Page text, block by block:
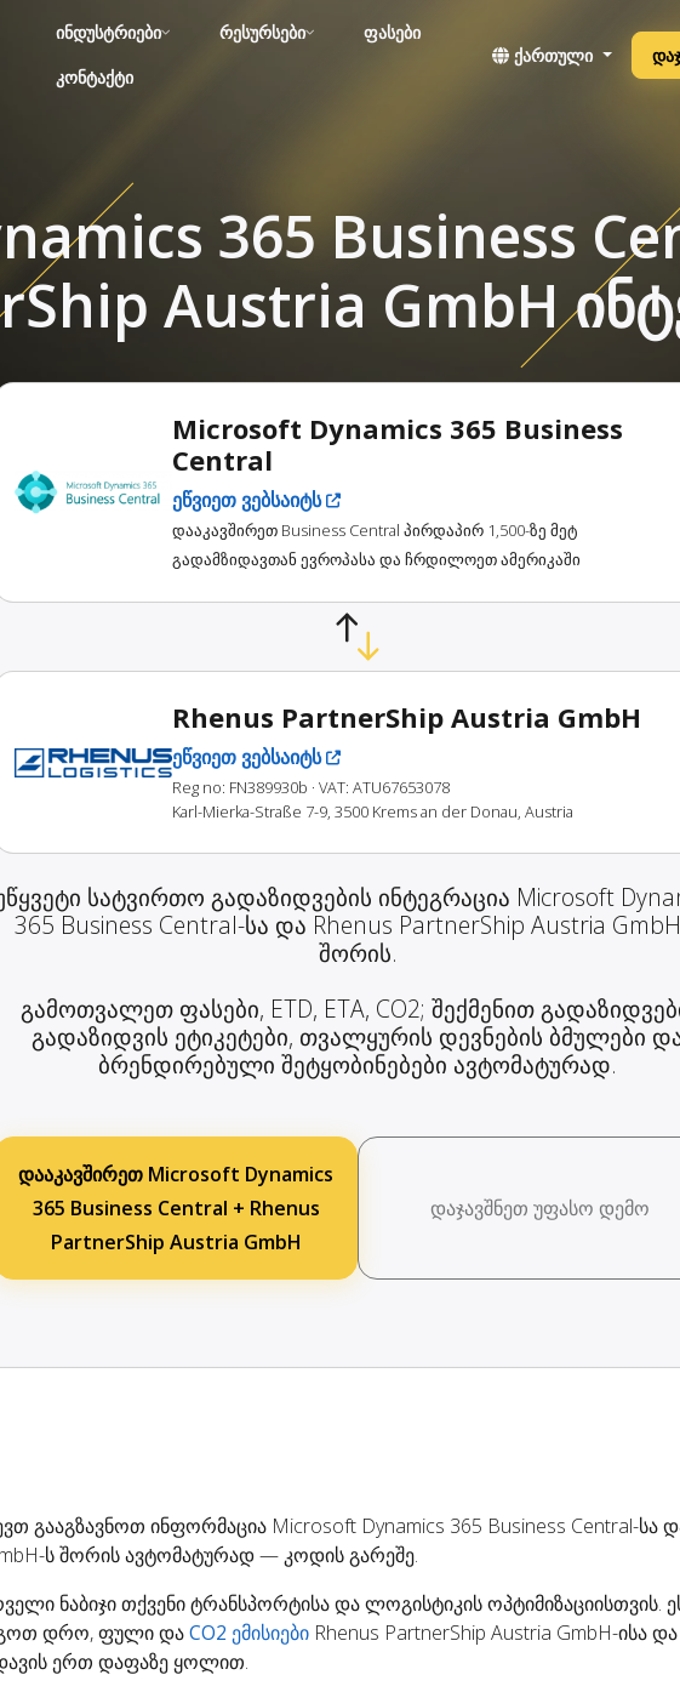
ინდუსტრიები რესურსები
ფასები
კონტაქტი
ქართული
365 Business
Austria GmbH
Microsoft Dynamics 365 Business
Central
ეწვიეთ ვებსაიტს
დააკავშირეთ Business Central პირდაპირ 1,500-ზე მეტ
გადამზიდავთან ევროპასა და ჩრდილოეთ ამერიკაში
Rhenus PartnerShip Austria GmbH
ეწვიეთ ვებსაიტს
Reg no: FN389930b · VAT: ATU67653078
Karl-Mierka-Straße 7-9, 3500 Krems an der Donau, Austria
სატვირთო გადაზიდვების ინტეგრაცია Microsoft
365 Business Central-სა და Rhenus PartnerShip Austria
შორის.
გამოთვალეთ ფასები, ETD, ETA, CO2; შექმენით
გადაზიდვის ეტიკეტები, თვალყურის დევნების ბმულები
ბრენდირებული შეტყობინებები ავტომატურად.
დააკავშირეთ Microsoft Dynamics
365 Business Central + Rhenus
PartnerShip Austria GmbH
დაჯავშნეთ უფასო დემო
გააგზავნოთ ინფორმაცია Microsoft Dynamics 365 Business Central-სა
ს შორის ავტომატურად — კოდის გარეშე.
ნაბიჯი თქვენი ტრანსპორტისა და ლოგისტიკის ოპტიმიზაციისთვის.
დრო, ფული დაCO2 ემისიები Rhenus PartnerShip Austria GmbH-ისა და
ერთ დაფაზე ყოლით.